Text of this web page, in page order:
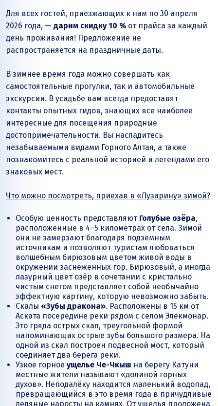
Для всех гостей, приезжающих к нам по 30 апреля
2026 года, — дарим скидку 10 % от прайса за каждый
день проживания! Предложение не
распространяется на праздничные даты.
В зимнее время года можно совершать как
самостоятельные прогулки, так и автомобильные
экскурсии. В усадьбе вам всегда предоставят
контакты опытных гидов, знающих все наиболее
интересные для посещения природные
достопримечательности. Вы насладитесь
незабываемыми видами Горного Алтая, а также
познакомитесь с реальной историей и легендами его
знаковых мест.
Что можно посмотреть, приехав в «Лузарину» зимой?
Особую ценность представляют Голубые озёра,
расположенные в 4–5 километрах от села. Зимой
они не замерзают благодаря подземным
источникам и позволяют туристам любоваться
волшебным бирюзовым цветом живой воды в
окружении заснеженных гор. Бирюзовый, а иногда
лазурный цвет озёр в сочетании с кристально
чистым снегом представляет собой необычайно
эффектную картину, которую невозможно забыть.
Скалы «Зубы дракона». Расположены в 15 км от
Аската посередине реки рядом с селом Элекмонар.
Это гряда острых скал, треугольной формой
напоминающих острые зубы большого размера. На
одной из скал построен подвесной мост, который
соединяет два берега реки.
Узкое горное ущелье Че-Чкыш на берегу Катуни
местные жители называют «долиной горных
духов». Неподалёку находится маленький водопад,
превращающийся в это время года в причудливые
ледяные наросты на камнях. От ущелья проложена